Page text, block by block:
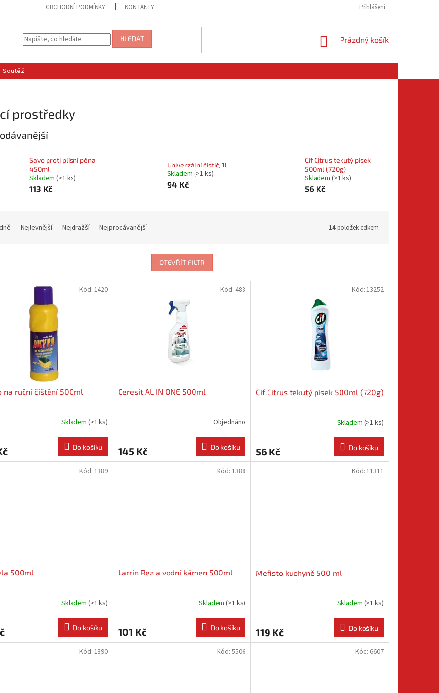
OBCHODNÍ PODMÍNKY KONTAKTY Přihlášení
HLEDAT
NÁKUPNÍ
Prázdný košík
Soutěž
prostředky
Savo proti plísni pěna
450ml
Skladem (>1 ks)
113 Kč
Univerzální čistič, 1l
Skladem (>1 ks)
94 Kč
Cif Citrus tekutý písek
500ml (720g)
Skladem (>1 ks)
56 Kč
Nejlevnější Nejdražší Nejprodávanější 14položek celkem
OTEVŘÍT FILTR
na ruční čištění 500ml
Skladem (>1 ks)
Do košíku
Kód: 1420
Ceresit AL IN ONE 500ml
Objednáno
145 Kč Do košíku
Kód: 483
Cif Citrus tekutý písek 500ml (720g)
Skladem (>1 ks)
56 Kč Do košíku
Kód: 13252
500ml
Skladem (>1 ks)
Do košíku
Kód: 1389
Larrin Rez a vodní kámen 500ml
Skladem (>1 ks)
101 Kč Do košíku
Kód: 1388
Mefisto kuchyně 500 ml
Skladem (>1 ks)
119 Kč Do košíku
Kód: 11311
Kód: 1390 Kód: 5506 Kód: 6607